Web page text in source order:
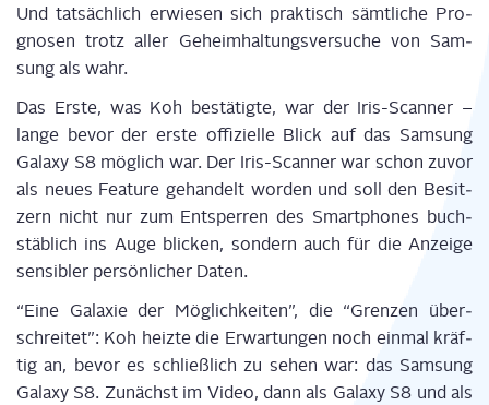
Und tat­säch­lich erwie­sen sich prak­tisch sämt­li­che Pro­
gno­sen trotz aller Geheim­hal­tungs­ver­su­che von Sam­
sung als wahr.
Das Ers­te, was Koh bestä­tig­te, war der Iris-Scan­ner –
lan­ge bevor der ers­te offi­zi­el­le Blick auf das Sam­sung
Gala­xy S8 mög­lich war. Der Iris-Scan­ner war schon zuvor
als neu­es Fea­ture gehan­delt wor­den und soll den Besit­
zern nicht nur zum Ent­sper­ren des Smart­phones buch­
stäb­lich ins Auge bli­cken, son­dern auch für die Anzei­ge
sen­si­bler per­sön­li­cher Daten.
“Eine Gala­xie der Mög­lich­kei­ten”, die “Gren­zen über­
schrei­tet”: Koh heiz­te die Erwar­tun­gen noch ein­mal kräf­
tig an, bevor es schließ­lich zu sehen war: das Sam­sung
Gala­xy S8. Zunächst im Video, dann als Gala­xy S8 und als